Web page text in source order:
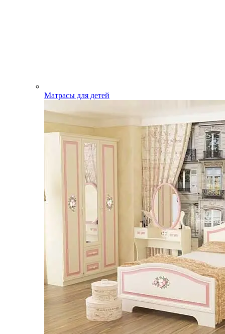
Матрасы для детей